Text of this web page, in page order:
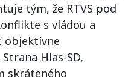
tým, že RTVS pod
s vládou a
objektívne
Hlas-SD,
skráteného